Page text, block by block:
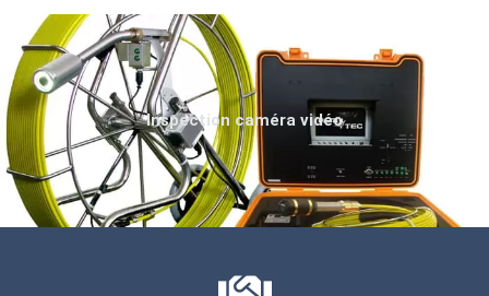
Inspection caméra vidéo